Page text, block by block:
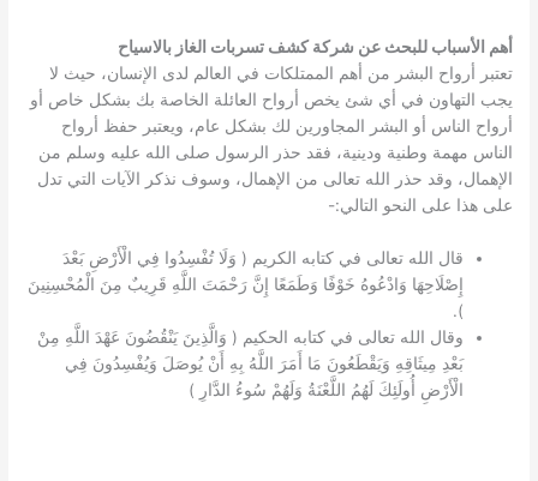
أهم الأسباب للبحث عن شركة كشف تسربات الغاز بالاسياح
تعتبر أرواح البشر من أهم الممتلكات في العالم لدى الإنسان، حيث لا
يجب التهاون في أي شئ يخص أرواح العائلة الخاصة بك بشكل خاص أو
أرواح الناس أو البشر المجاورين لك بشكل عام، ويعتبر حفظ أرواح
الناس مهمة وطنية ودينية، فقد حذر الرسول صلى الله عليه وسلم من
الإهمال، وقد حذر الله تعالى من الإهمال، وسوف نذكر الآيات التي تدل
على هذا على النحو التالي:-
قال الله تعالى في كتابه الكريم ( وَلَا تُفْسِدُوا فِي الْأَرْضِ بَعْدَ
إِصْلَاحِهَا وَادْعُوهُ خَوْفًا وَطَمَعًا إِنَّ رَحْمَتَ اللَّهِ قَرِيبٌ مِنَ الْمُحْسِنِينَ
).
وقال الله تعالى في كتابه الحكيم ( وَالَّذِينَ يَنْقُضُونَ عَهْدَ اللَّهِ مِنْ
بَعْدِ مِيثَاقِهِ وَيَقْطَعُونَ مَا أَمَرَ اللَّهُ بِهِ أَنْ يُوصَلَ وَيُفْسِدُونَ فِي
الْأَرْضِ أُولَئِكَ لَهُمُ اللَّعْنَةُ وَلَهُمْ سُوءُ الدَّارِ )